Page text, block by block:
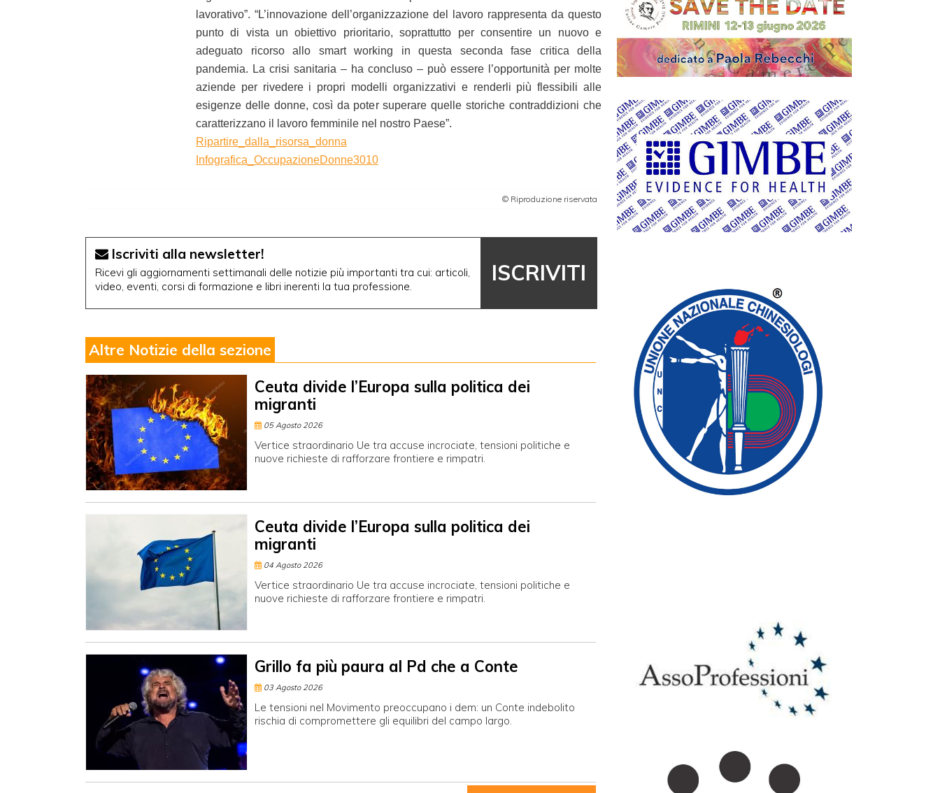
lavorativo”. “L’innovazione dell’organizzazione del lavoro rappresenta da questo
punto di vista un obiettivo prioritario, soprattutto per consentire un nuovo e
adeguato ricorso allo smart working in questa seconda fase critica della
pandemia. La crisi sanitaria – ha concluso – può essere l’opportunità per molte
aziende per rivedere i propri modelli organizzativi e renderli più flessibili alle
esigenze delle donne, così da poter superare quelle storiche contraddizioni che
caratterizzano il lavoro femminile nel nostro Paese”.
Ripartire_dalla_risorsa_donna
Infografica_OccupazioneDonne3010
© Riproduzione riservata
Iscriviti alla newsletter!
Ricevi gli aggiornamenti settimanali delle notizie più importanti tra cui: articoli,
video, eventi, corsi di formazione e libri inerenti la tua professione.
ISCRIVITI
Altre Notizie della sezione
Ceuta divide l’Europa sulla politica dei
migranti
05 Agosto 2026
Vertice straordinario Ue tra accuse incrociate, tensioni politiche e
nuove richieste di rafforzare frontiere e rimpatri.
Ceuta divide l’Europa sulla politica dei
migranti
04 Agosto 2026
Vertice straordinario Ue tra accuse incrociate, tensioni politiche e
nuove richieste di rafforzare frontiere e rimpatri.
Grillo fa più paura al Pd che a Conte
03 Agosto 2026
Le tensioni nel Movimento preoccupano i dem: un Conte indebolito
rischia di compromettere gli equilibri del campo largo.